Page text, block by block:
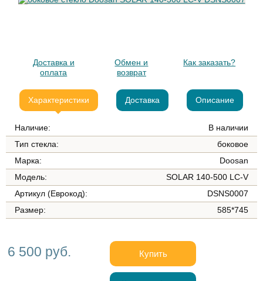
Доставка и
оплата
Обмен и
возврат
Как заказать?
Характеристики Доставка Описание
Наличие:
В наличии
Тип стекла:
боковое
Марка:
Doosan
Модель:
SOLAR 140-500 LC-V
Артикул (Еврокод):
DSNS0007
Размер:
585*745
6 500 руб. Купить